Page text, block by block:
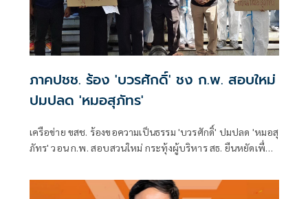
ภาคปชช. ร้อง 'บวรศักดิ์' ชง ก.พ. สอบใหม่
ปมปลด 'หมอสุภัทร'
เครือข่าย ขสช. ร้องขอความเป็นธรรม 'บวรศักดิ์' ปมปลด 'หมอสุ
ภัทร' วอน ก.พ. สอบสวนใหม่ กระทุ้งผู้บริหาร สธ. ยืนหยัดเพื่อ